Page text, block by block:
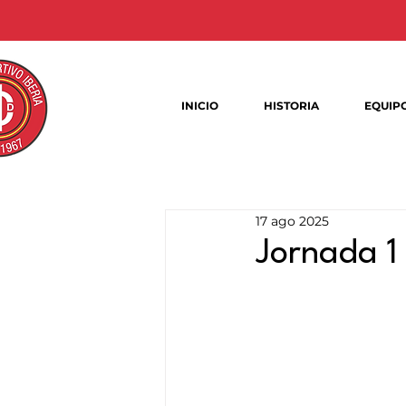
INICIO HISTORIA
Jornada
17 ago 2025